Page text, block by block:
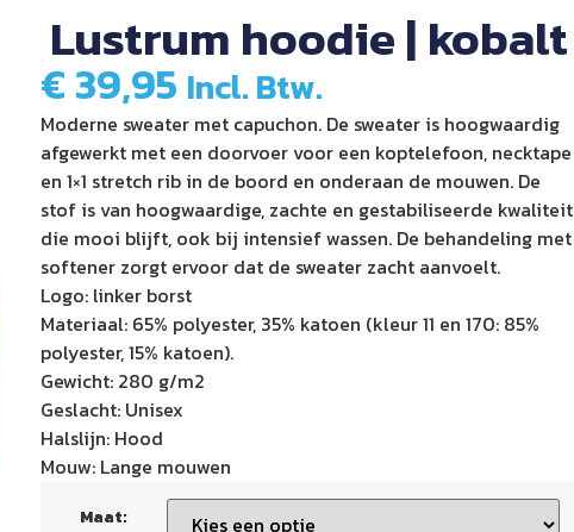
Lustrum hoodie | kobalt
€39,95 Incl. Btw.
Moderne sweater met capuchon. De sweater is hoogwaardig
afgewerkt met een doorvoer voor een koptelefoon, necktape
en 1×1 stretch rib in de boord en onderaan de mouwen. De
stof is van hoogwaardige, zachte en gestabiliseerde kwaliteit
die mooi blijft, ook bij intensief wassen. De behandeling met
softener zorgt ervoor dat de sweater zacht aanvoelt.
Logo: linker borst
Materiaal: 65% polyester, 35% katoen (kleur 11 en 170: 85%
polyester, 15% katoen).
Gewicht: 280 g/m2
Geslacht: Unisex
Halslijn: Hood
Mouw: Lange mouwen
Maat: